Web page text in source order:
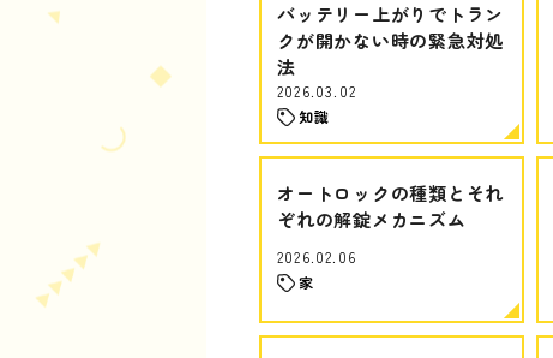
バッテリー上がりでトラン
クが開かない時の緊急対処
法
2026.03.02
知識
オートロックの種類とそれ
ぞれの解錠メカニズム
2026.02.06
家